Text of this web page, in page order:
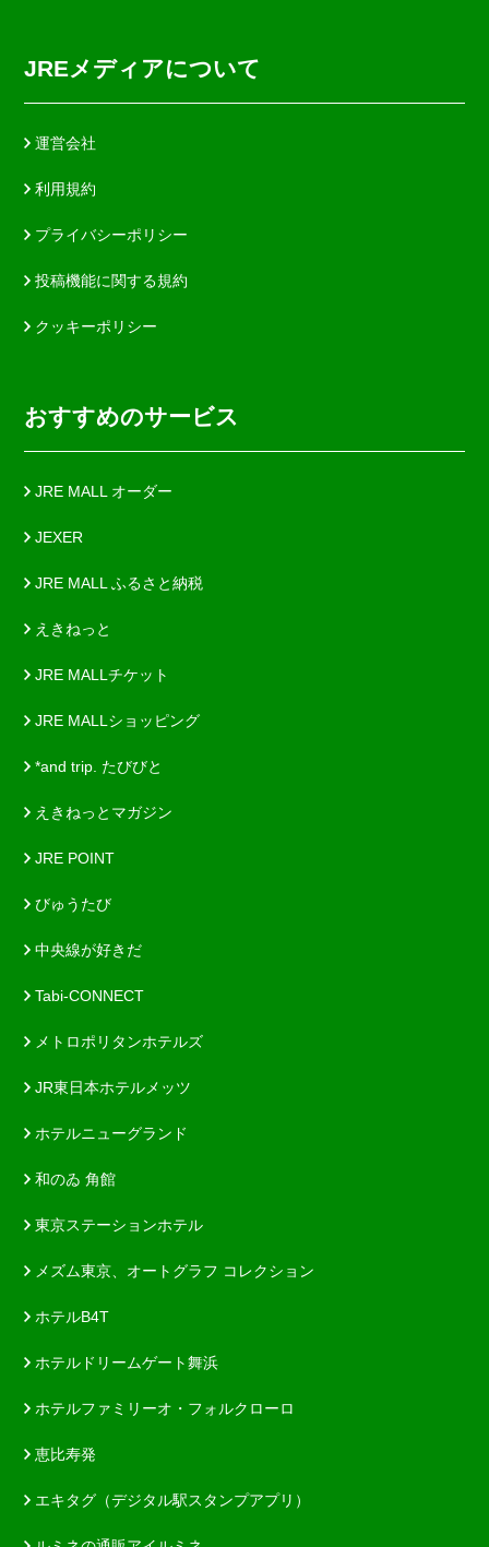
JREメディアについて
運営会社
利用規約
プライバシーポリシー
投稿機能に関する規約
クッキーポリシー
おすすめのサービス
JRE MALL オーダー
JEXER
JRE MALL ふるさと納税
えきねっと
JRE MALLチケット
JRE MALLショッピング
*and trip. たびびと
えきねっとマガジン
JRE POINT
びゅうたび
中央線が好きだ
Tabi-CONNECT
メトロポリタンホテルズ
JR東日本ホテルメッツ
ホテルニューグランド
和のゐ 角館
東京ステーションホテル
メズム東京、オートグラフ コレクション
ホテルB4T
ホテルドリームゲート舞浜
ホテルファミリーオ・フォルクローロ
恵比寿発
エキタグ（デジタル駅スタンプアプリ）